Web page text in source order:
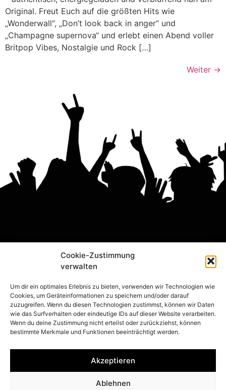
Cookie-Zustimmung
verwalten
Um dir ein optimales Erlebnis zu bieten, verwenden wir Technologien wie
Cookies, um Geräteinformationen zu speichern und/oder darauf
zuzugreifen. Wenn du diesen Technologien zustimmst, können wir Daten
wie das Surfverhalten oder eindeutige IDs auf dieser Website verarbeiten.
Wenn du deine Zustimmung nicht erteilst oder zurückziehst, können
bestimmte Merkmale und Funktionen beeinträchtigt werden.
Akzeptieren
Ablehnen
Original. Freut Euch auf die größten Hits wie
„Wonderwall“, „Don’t look back in anger“ und
„Champagne supernova“ und erlebt einen Abend voller
Britpop Vibes, Nostalgie und Rock […]
Weiter →
Cookie-Richtlinie (EU)